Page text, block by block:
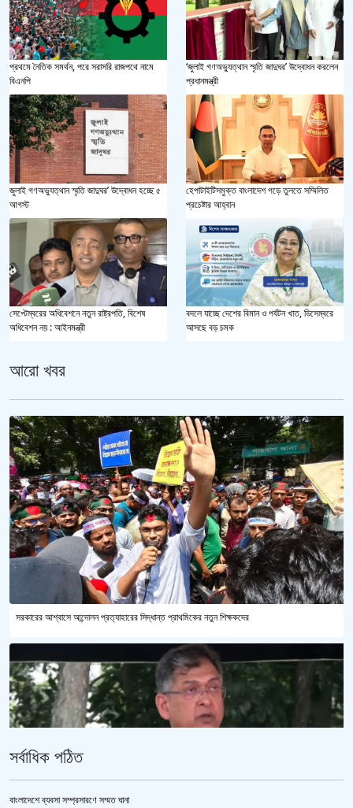
প্রথমে নৈতিক সমর্থন, পরে সরাসরি রাজপথে নামে
বিএনপি
‘জুলাই গণঅভ্যুত্থান স্মৃতি জাদুঘর’ উদ্বোধন করলেন
প্রধানমন্ত্রী
জুলাই গণঅভ্যুত্থান স্মৃতি জাদুঘর’ উদ্বোধন হচ্ছে ৫
আগস্ট
হেপাটাইটিসমুক্ত বাংলাদেশ গড়ে তুলতে সম্মিলিত
প্রচেষ্টার আহ্বান
সেপ্টেম্বরের অধিবেশনে নতুন রাষ্ট্রপতি, বিশেষ
অধিবেশন নয় : আইনমন্ত্রী
বদলে যাচ্ছে দেশের বিমান ও পর্যটন খাত, ডিসেম্বরে
আসছে বড় চমক
আরো খবর
সরকারের আশ্বাসে আন্দোলন প্রত্যাহারের সিদ্ধান্ত প্রাথমিকের নতুন শিক্ষকদের
সর্বাধিক পঠিত
বাংলাদেশে ব্যবসা সম্প্রসারণে সম্মত ঘানা